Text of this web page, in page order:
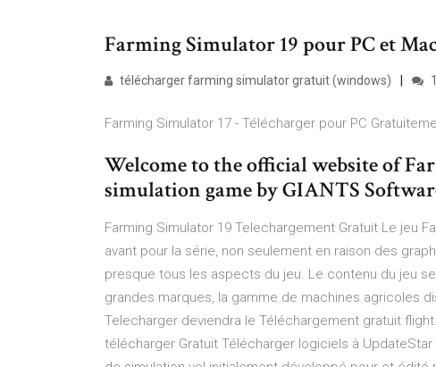
Farming Simulator 19 pour PC et
télécharger farming simulator gratuit (windows)
Farming Simulator 17 - Télécharger pour PC
Welcome to the official website of
simulation game by GIANTS
Farming Simulator 19 Telechargement Gratuit Le jeu
avant pour la série, non seulement en raison des
presque tous les aspects du jeu. Le contenu du jeu
grandes marques, la gamme de machines agricoles
Telecharger deviendra le Téléchargement gratuit
télécharger Gratuit Télécharger logiciels à